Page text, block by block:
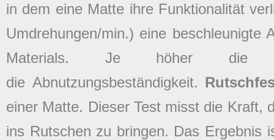
in dem eine Matte ihre Funktionalität
Umdrehungen/min.) eine
Materials. Je höher die
die Abnutzungsbeständigkeit.
einer Matte. Dieser Test misst die Kraft,
ins Rutschen zu bringen. Das Ergebnis